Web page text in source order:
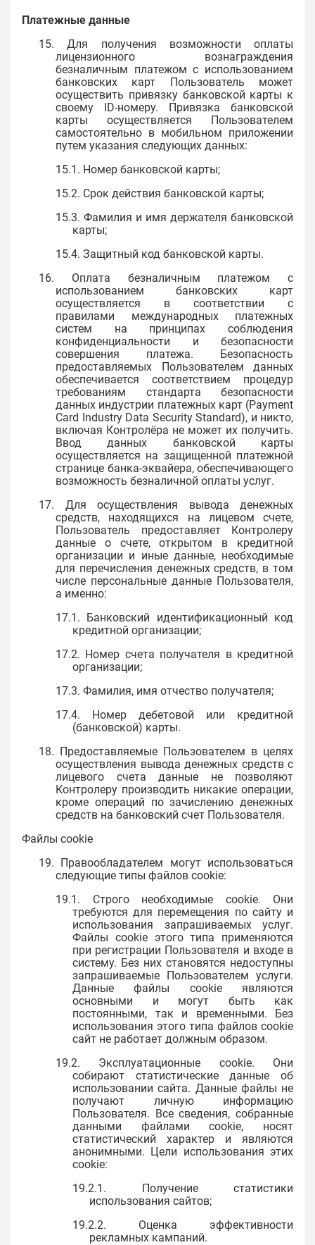
Платежные данные
15. Для получения возможности оплаты
лицензионного вознаграждения
безналичным платежом с использованием
банковских карт Пользователь может
осуществить привязку банковской карты к
своему ID-номеру. Привязка банковской
карты осуществляется Пользователем
самостоятельно в мобильном приложении
путем указания следующих данных:
15.1. Номер банковской карты;
15.2. Срок действия банковской карты;
15.3. Фамилия и имя держателя банковской
карты;
15.4. Защитный код банковской карты.
16. Оплата безналичным платежом с
использованием банковских карт
осуществляется в соответствии с
правилами международных платежных
систем на принципах соблюдения
конфиденциальности и безопасности
совершения платежа. Безопасность
предоставляемых Пользователем данных
обеспечивается соответствием процедур
требованиям стандарта безопасности
данных индустрии платежных карт (Payment
Card Industry Data Security Standard), и никто,
включая Контролёра не может их получить.
Ввод данных банковской карты
осуществляется на защищенной платежной
странице банка-эквайера, обеспечивающего
возможность безналичной оплаты услуг.
17. Для осуществления вывода денежных
средств, находящихся на лицевом счете,
Пользователь предоставляет Контролеру
данные о счете, открытом в кредитной
организации и иные данные, необходимые
для перечисления денежных средств, в том
числе персональные данные Пользователя,
а именно:
17.1. Банковский идентификационный код
кредитной организации;
17.2. Номер счета получателя в кредитной
организации;
17.3. Фамилия, имя отчество получателя;
17.4. Номер дебетовой или кредитной
(банковской) карты.
18. Предоставляемые Пользователем в целях
осуществления вывода денежных средств с
лицевого счета данные не позволяют
Контролеру производить никакие операции,
кроме операций по зачислению денежных
средств на банковский счет Пользователя.
Файлы cookie
19. Правообладателем могут использоваться
следующие типы файлов cookie:
19.1. Строго необходимые cookie. Они
требуются для перемещения по сайту и
использования запрашиваемых услуг.
Файлы cookie этого типа применяются
при регистрации Пользователя и входе в
систему. Без них становятся недоступны
запрашиваемые Пользователем услуги.
Данные файлы cookie являются
основными и могут быть как
постоянными, так и временными. Без
использования этого типа файлов cookie
сайт не работает должным образом.
19.2. Эксплуатационные cookie. Они
собирают статистические данные об
использовании сайта. Данные файлы не
получают личную информацию
Пользователя. Все сведения, собранные
данными файлами cookie, носят
статистический характер и являются
анонимными. Цели использования этих
cookie:
19.2.1. Получение статистики
использования сайтов;
19.2.2. Оценка эффективности
рекламных кампаний.